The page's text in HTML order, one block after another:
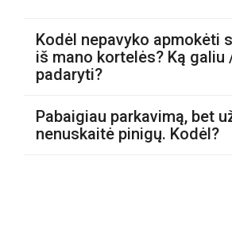
Kodėl nepavyko apmokėti
iš mano kortelės? Ką galiu
padaryti?
Pabaigiau parkavimą, bet
nenuskaitė pinigų. Kodėl?